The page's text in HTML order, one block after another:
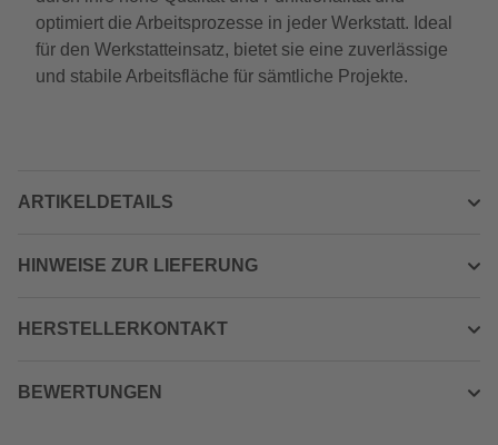
optimiert die Arbeitsprozesse in jeder Werkstatt. Ideal
für den Werkstatteinsatz, bietet sie eine zuverlässige
und stabile Arbeitsfläche für sämtliche Projekte.
ARTIKELDETAILS
HINWEISE ZUR LIEFERUNG
HERSTELLERKONTAKT
BEWERTUNGEN